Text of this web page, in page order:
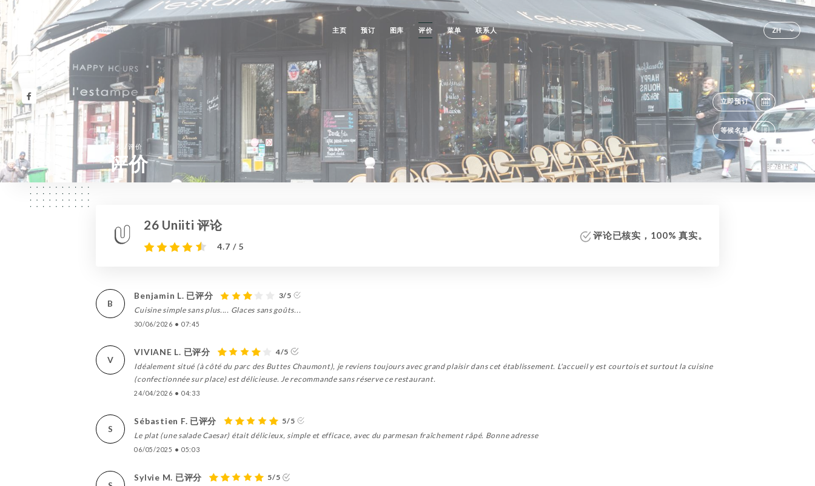
ZH
主页 预订 图库 评价 菜单 联系人
立即预订
等候名单
主页 /评价
评价
26 Uniiti 评论
4.7 / 5
评论已核实，100% 真实。
B
Benjamin L. 已评分
3/5
Cuisine simple sans plus.... Glaces sans goûts...
30/06/2026 • 07:45
V
VIVIANE L. 已评分
4/5
Idéalement situé (à côté du parc des Buttes Chaumont), je reviens toujours avec grand plaisir dans cet établissement. L'accueil y est courtois et surtout la cuisine
(confectionnée sur place) est délicieuse. Je recommande sans réserve ce restaurant.
24/04/2026 • 04:33
S
Sébastien F. 已评分
5/5
Le plat (une salade Caesar) était délicieux, simple et efficace, avec du parmesan fraîchement râpé. Bonne adresse
06/05/2025 • 05:03
Sylvie M. 已评分 5/5